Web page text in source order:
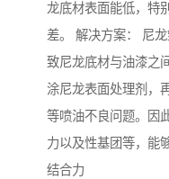
龙底材表面能低，特
差。 解决方案： 尼
致尼龙底材与油漆之
涂尼龙表面处理剂，
等喷油不良问题。因
力以及性基团等，能
结合力